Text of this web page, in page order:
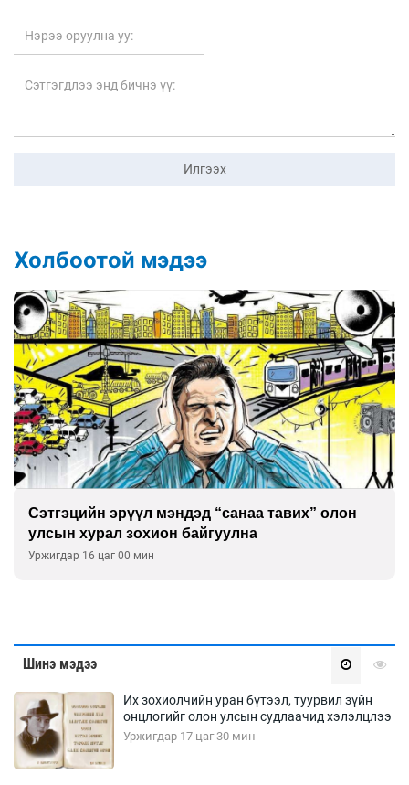
Илгээх
Холбоотой мэдээ
Сэтгэцийн эрүүл мэндэд “санаа тавих” олон
улсын хурал зохион байгуулна
Уржигдар 16 цаг 00 мин
Шинэ мэдээ
Их зохиолчийн уран бүтээл, туурвил зүйн
онцлогийг олон улсын судлаачид хэлэлцлээ
Уржигдар 17 цаг 30 мин